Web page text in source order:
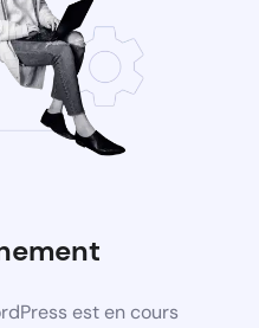
est en cours